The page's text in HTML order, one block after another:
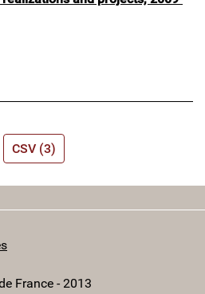
CSV (3)
France - 2013